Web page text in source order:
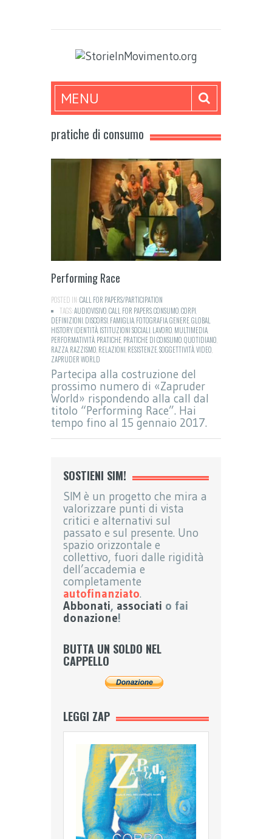
MENU
pratiche di consumo
Performing Race
POSTED IN:CALL FOR PAPERS/PARTICIPATION
TAGS:AUDIOVISIVO CALL FOR PAPERSCONSUMO CORPI
DEFINIZIONI DISCORSI FAMIGLIA FOTOGRAFIAGENEREGLOBAL
HISTORY,IDENTITÀ ISTITUZIONI SOCIALI LAVORO MULTIMEDIA
PERFORMATIVITÀ PRATICHE PRATICHE DI CONSUMO QUOTIDIANO
RAZZA RAZZISMO RELAZIONI RESISTENZESOGGETTIVITÀVIDEO
ZAPRUDER WORLD
Partecipa alla costruzione del
prossimo numero di «Zapruder
World» rispondendo alla call dal
titolo “Performing Race”. Hai
tempo fino al 15 gennaio 2017.
SOSTIENI SIM!
SIM è un progetto che mira a
valorizzare punti di vista
critici e alternativi sul
passato e sul presente. Uno
spazio orizzontale e
collettivo, fuori dalle rigidità
dell’accademia e
completamente
autofinanziato.
Abbonati, associati o fai
donazione!
BUTTA UN SOLDO NEL
CAPPELLO
LEGGI ZAP